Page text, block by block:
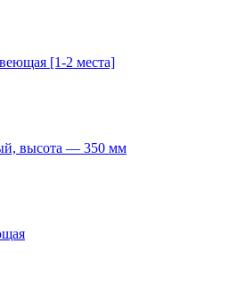
[1-2 места]
высота — 350 мм